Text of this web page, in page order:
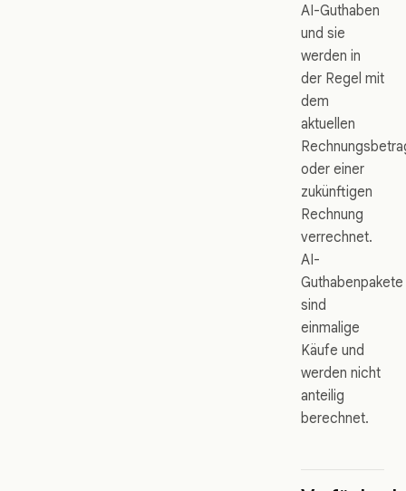
AI-Guthaben
und sie
werden in
der Regel mit
dem
aktuellen
oder einer
zukünftigen
Rechnung
verrechnet.
AI-
Guthabenpakete
sind
einmalige
Käufe und
werden nicht
anteilig
berechnet.